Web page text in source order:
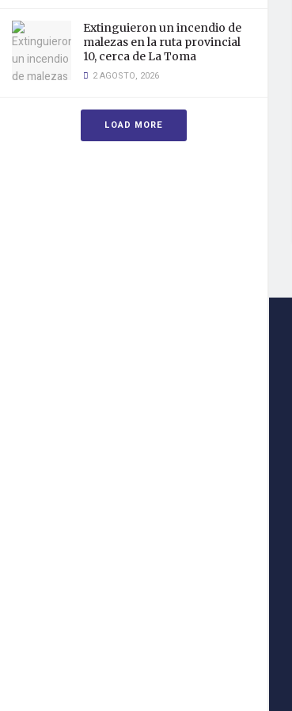
Extinguieron un incendio de
malezas en la ruta provincial
10, cerca de La Toma
2 AGOSTO, 2026
LOAD MORE